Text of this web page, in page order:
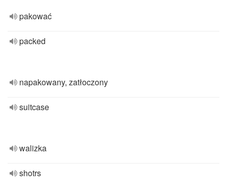
pakować
packed
napakowany, zatłoczony
suitcase
walizka
shotrs